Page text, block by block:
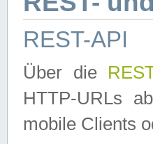
REST-API
Über die
HTTP-URLs
mobile Clients